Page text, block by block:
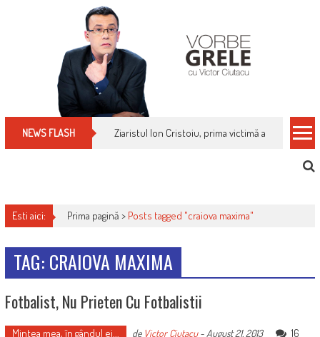
NEWS FLASH Ziaristul Ion Cristoiu, prima victimă a noi
Esti aici: Prima pagină > Posts tagged "craiova maxima"
TAG: CRAIOVA MAXIMA
Fotbalist, Nu Prieten Cu Fotbalistii
Mintea mea, în gândul ei... de Victor Ciutacu-August 21, 2013
16